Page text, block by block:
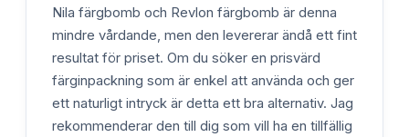
Nila färgbomb och Revlon färgbomb är denna
mindre vårdande, men den levererar ändå ett fint
resultat för priset. Om du söker en prisvärd
färginpackning som är enkel att använda och ger
ett naturligt intryck är detta ett bra alternativ. Jag
rekommenderar den till dig som vill ha en tillfällig